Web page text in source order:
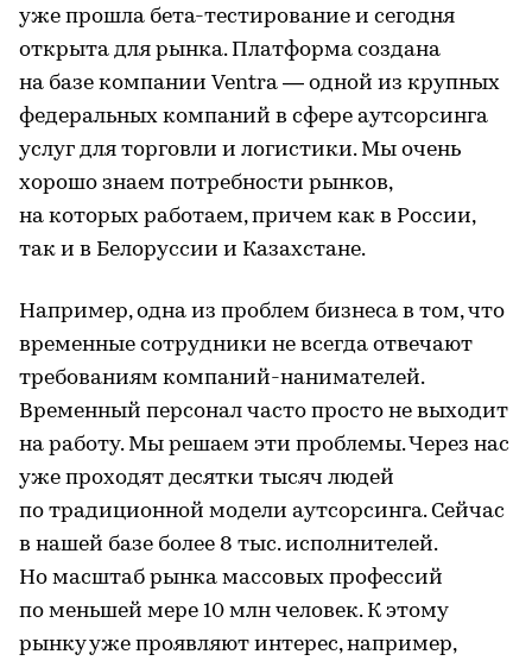
уже прошла бета-тестирование и сегодня
открыта для рынка. Платформа создана
на базе компании Ventra — одной из крупных
федеральных компаний в сфере аутсорсинга
услуг для торговли и логистики. Мы очень
хорошо знаем потребности рынков,
на которых работаем, причем как в России,
так и в Белоруссии и Казахстане.
Например, одна из проблем бизнеса в том, что
временные сотрудники не всегда отвечают
требованиям компаний-нанимателей.
Временный персонал часто просто не выходит
на работу. Мы решаем эти проблемы. Через нас
уже проходят десятки тысяч людей
по традиционной модели аутсорсинга. Сейчас
в нашей базе более 8 тыс. исполнителей.
Но масштаб рынка массовых профессий
по меньшей мере 10 млн человек. К этому
рынку уже проявляют интерес, например,